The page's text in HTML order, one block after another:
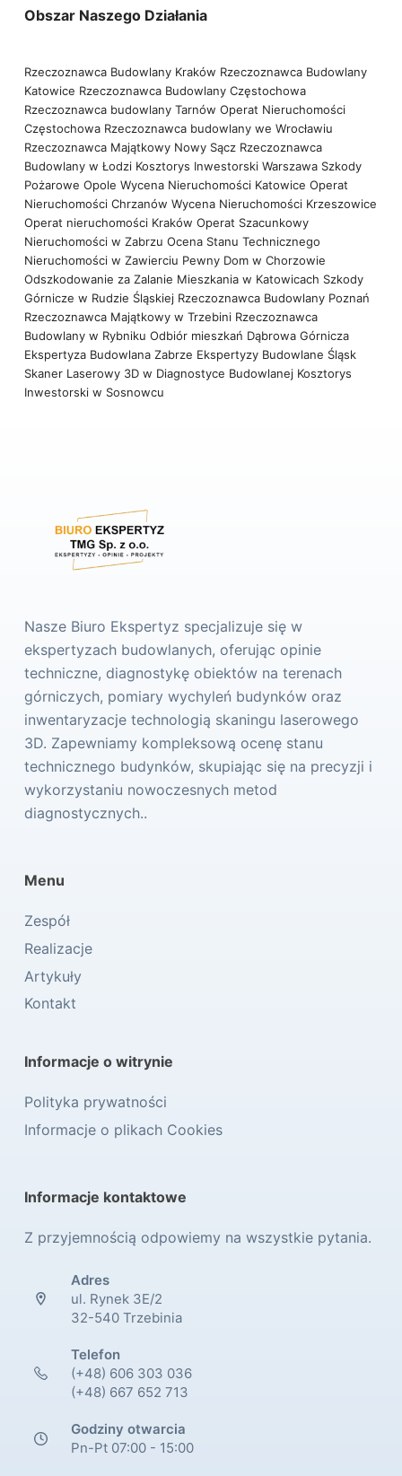
Obszar Naszego Działania
Rzeczoznawca Budowlany Kraków Rzeczoznawca Budowlany
Katowice Rzeczoznawca Budowlany Częstochowa
Rzeczoznawca budowlany Tarnów Operat Nieruchomości
Częstochowa Rzeczoznawca budowlany we Wrocławiu
Rzeczoznawca Majątkowy Nowy Sącz Rzeczoznawca
Budowlany w Łodzi Kosztorys Inwestorski Warszawa Szkody
Pożarowe Opole Wycena Nieruchomości Katowice Operat
Nieruchomości Chrzanów Wycena Nieruchomości Krzeszowice
Operat nieruchomości Kraków Operat Szacunkowy
Nieruchomości w Zabrzu Ocena Stanu Technicznego
Nieruchomości w Zawierciu Pewny Dom w Chorzowie
Odszkodowanie za Zalanie Mieszkania w Katowicach Szkody
Górnicze w Rudzie Śląskiej Rzeczoznawca Budowlany Poznań
Rzeczoznawca Majątkowy w Trzebini Rzeczoznawca
Budowlany w Rybniku Odbiór mieszkań Dąbrowa Górnicza
Ekspertyza Budowlana Zabrze Ekspertyzy Budowlane Śląsk
Skaner Laserowy 3D w Diagnostyce Budowlanej Kosztorys
Inwestorski w Sosnowcu
Nasze Biuro Ekspertyz specjalizuje się w
ekspertyzach budowlanych, oferując opinie
techniczne, diagnostykę obiektów na terenach
górniczych, pomiary wychyleń budynków oraz
inwentaryzacje technologią skaningu laserowego
3D. Zapewniamy kompleksową ocenę stanu
technicznego budynków, skupiając się na precyzji i
wykorzystaniu nowoczesnych metod
diagnostycznych..
Menu
Zespół
Realizacje
Artykuły
Kontakt
Informacje o witrynie
Polityka prywatności
Informacje o plikach Cookies
Informacje kontaktowe
Z przyjemnością odpowiemy na wszystkie pytania.
Adres
ul. Rynek 3E/2
32-540 Trzebinia
Telefon
(+48) 606 303 036
(+48) 667 652 713
Godziny otwarcia
Pn-Pt 07:00 - 15:00